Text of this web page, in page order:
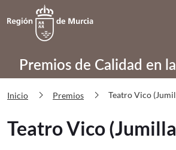
PRECAE Teatro Vico
Premios de Calidad en
Inicio chevron_right Premios chevron_right Teatro Vico
Teatro Vico